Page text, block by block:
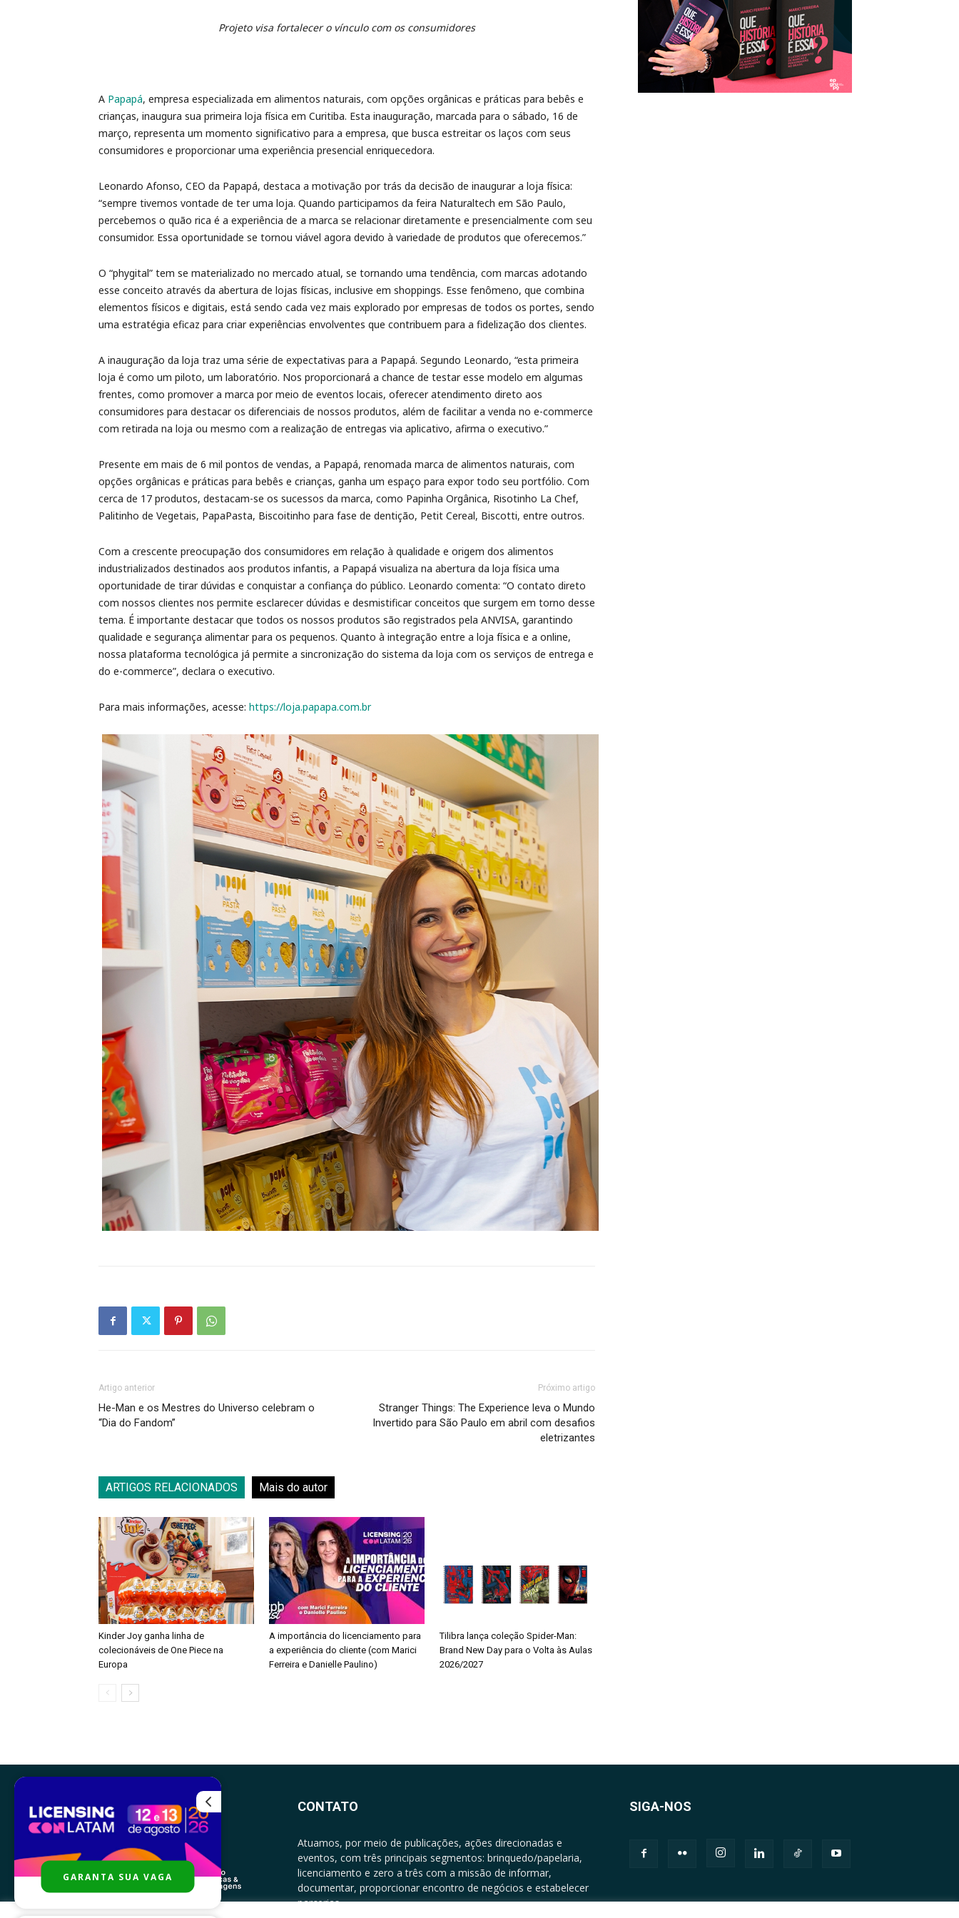
Projeto visa fortalecer o vínculo com os consumidores
A Papapá, empresa especializada em alimentos naturais, com opções orgânicas e práticas para bebês e
crianças, inaugura sua primeira loja física em Curitiba. Esta inauguração, marcada para o sábado, 16 de
março, representa um momento significativo para a empresa, que busca estreitar os laços com seus
consumidores e proporcionar uma experiência presencial enriquecedora.
Leonardo Afonso, CEO da Papapá, destaca a motivação por trás da decisão de inaugurar a loja física:
“sempre tivemos vontade de ter uma loja. Quando participamos da feira Naturaltech em São Paulo,
percebemos o quão rica é a experiência de a marca se relacionar diretamente e presencialmente com seu
consumidor. Essa oportunidade se tornou viável agora devido à variedade de produtos que oferecemos.”
O “phygital” tem se materializado no mercado atual, se tornando uma tendência, com marcas adotando
esse conceito através da abertura de lojas físicas, inclusive em shoppings. Esse fenômeno, que combina
elementos físicos e digitais, está sendo cada vez mais explorado por empresas de todos os portes, sendo
uma estratégia eficaz para criar experiências envolventes que contribuem para a fidelização dos clientes.
A inauguração da loja traz uma série de expectativas para a Papapá. Segundo Leonardo, “esta primeira
loja é como um piloto, um laboratório. Nos proporcionará a chance de testar esse modelo em algumas
frentes, como promover a marca por meio de eventos locais, oferecer atendimento direto aos
consumidores para destacar os diferenciais de nossos produtos, além de facilitar a venda no e-commerce
com retirada na loja ou mesmo com a realização de entregas via aplicativo, afirma o executivo.”
Presente em mais de 6 mil pontos de vendas, a Papapá, renomada marca de alimentos naturais, com
opções orgânicas e práticas para bebês e crianças, ganha um espaço para expor todo seu portfólio. Com
cerca de 17 produtos, destacam-se os sucessos da marca, como Papinha Orgânica, Risotinho La Chef,
Palitinho de Vegetais, PapaPasta, Biscoitinho para fase de dentição, Petit Cereal, Biscotti, entre outros.
Com a crescente preocupação dos consumidores em relação à qualidade e origem dos alimentos
industrializados destinados aos produtos infantis, a Papapá visualiza na abertura da loja física uma
oportunidade de tirar dúvidas e conquistar a confiança do público. Leonardo comenta: “O contato direto
com nossos clientes nos permite esclarecer dúvidas e desmistificar conceitos que surgem em torno desse
tema. É importante destacar que todos os nossos produtos são registrados pela ANVISA, garantindo
qualidade e segurança alimentar para os pequenos. Quanto à integração entre a loja física e a online,
nossa plataforma tecnológica já permite a sincronização do sistema da loja com os serviços de entrega e
do e-commerce”, declara o executivo.
Para mais informações, acesse: https://loja.papapa.com.br
Artigo anterior
He-Man e os Mestres do Universo celebram o
“Dia do Fandom”
Próximo artigo
Stranger Things: The Experience leva o Mundo
Invertido para São Paulo em abril com desafios
eletrizantes
ARTIGOS RELACIONADOS Mais do autor
Kinder Joy ganha linha de
colecionáveis de One Piece na
Europa
A importância do licenciamento para
a experiência do cliente (com Marici
Ferreira e Danielle Paulino)
Tilibra lança coleção Spider-Man:
Brand New Day para o Volta às Aulas
2026/2027
CONTATO
Atuamos, por meio de publicações, ações direcionadas e
eventos, com três principais segmentos: brinquedo/papelaria,
licenciamento e zero a três com a missão de informar,
documentar, proporcionar encontro de negócios e estabelecer
parcerias.
SIGA-NOS
GARANTA SUA VAGA